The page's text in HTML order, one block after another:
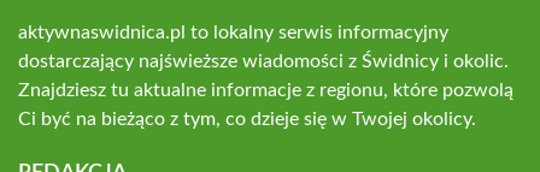
aktywnaswidnica.pl to lokalny serwis informacyjny
dostarczający najświeższe wiadomości z Świdnicy i okolic.
Znajdziesz tu aktualne informacje z regionu, które pozwolą
Ci być na bieżąco z tym, co dzieje się w Twojej okolicy.